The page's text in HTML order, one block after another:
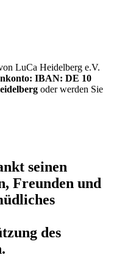
LuCa Heidelberg e.V.
IBAN: DE 10
oder werden Sie
seinen
Freunden und
des